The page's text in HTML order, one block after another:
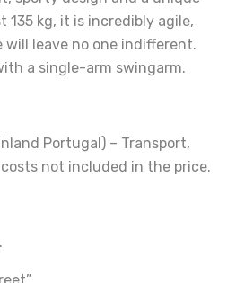
135 kg, it is incredibly agile,
leave no one indifferent.
a single-arm swingarm.
Portugal) – Transport,
not included in the price.